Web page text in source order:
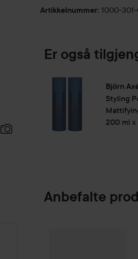
Artikkelnummer: 1000-
Er også
Björn
Styling
200 ml x
Anbefalte